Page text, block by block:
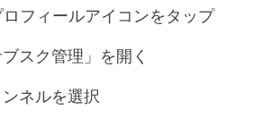
フィールアイコンをタップ
ブスク管理」を開く
ネルを選択